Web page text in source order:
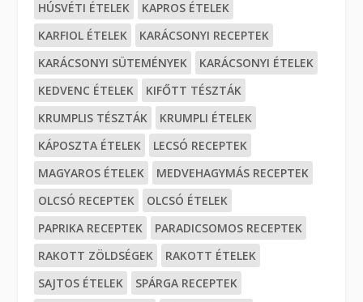
HÚSVÉTI ÉTELEK
KAPROS ÉTELEK
KARFIOL ÉTELEK
KARÁCSONYI RECEPTEK
KARÁCSONYI SÜTEMÉNYEK
KARÁCSONYI ÉTELEK
KEDVENC ÉTELEK
KIFŐTT TÉSZTÁK
KRUMPLIS TÉSZTÁK
KRUMPLI ÉTELEK
KÁPOSZTA ÉTELEK
LECSÓ RECEPTEK
MAGYAROS ÉTELEK
MEDVEHAGYMÁS RECEPTEK
OLCSÓ RECEPTEK
OLCSÓ ÉTELEK
PAPRIKA RECEPTEK
PARADICSOMOS RECEPTEK
RAKOTT ZÖLDSÉGEK
RAKOTT ÉTELEK
SAJTOS ÉTELEK
SPÁRGA RECEPTEK